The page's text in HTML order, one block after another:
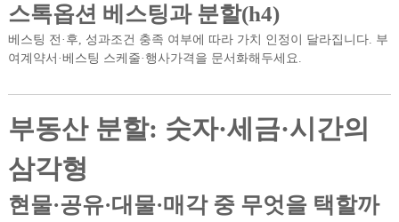
스톡옵션 베스팅과 분할(h4)
베스팅 전·후, 성과조건 충족 여부에 따라 가치 인정이 달라집니다. 부
여계약서·베스팅 스케줄·행사가격을 문서화해두세요.
부동산 분할: 숫자·세금·시간의
삼각형
현물·공유·대물·매각 중 무엇을 택할까